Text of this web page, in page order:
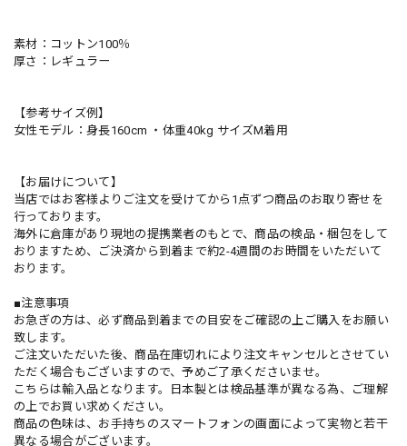
素材：コットン100％
厚さ：レギュラー
【参考サイズ例】
女性モデル：身長160cm ・体重40kg サイズM着用
【お届けについて】
当店ではお客様よりご注文を受けてから1点ずつ商品のお取り寄せを
行っております。
海外に倉庫があり現地の提携業者のもとで、商品の検品・梱包をして
おりますため、ご決済から到着まで約2-4週間のお時間をいただいて
おります。
■注意事項
お急ぎの方は、必ず商品到着までの目安をご確認の上ご購入をお願い
致します。
ご注文いただいた後、商品在庫切れにより注文キャンセルとさせてい
ただく場合もございますので、予めご了承くださいませ。
こちらは輸入品となります。日本製とは検品基準が異なる為、ご理解
の上でお買い求めください。
商品の色味は、お手持ちのスマートフォンの画面によって実物と若干
異なる場合がございます。